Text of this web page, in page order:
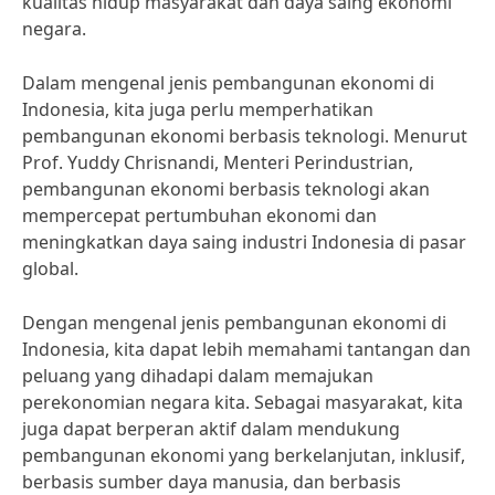
negara.
Dalam mengenal jenis pembangunan ekonomi di
Indonesia, kita juga perlu memperhatikan
pembangunan ekonomi berbasis teknologi. Menurut
Prof. Yuddy Chrisnandi, Menteri Perindustrian,
pembangunan ekonomi berbasis teknologi akan
mempercepat pertumbuhan ekonomi dan
meningkatkan daya saing industri Indonesia di pasar
global.
Dengan mengenal jenis pembangunan ekonomi di
Indonesia, kita dapat lebih memahami tantangan dan
peluang yang dihadapi dalam memajukan
perekonomian negara kita. Sebagai masyarakat, kita
juga dapat berperan aktif dalam mendukung
pembangunan ekonomi yang berkelanjutan, inklusif,
berbasis sumber daya manusia, dan berbasis